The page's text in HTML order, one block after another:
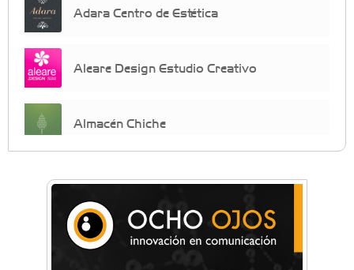
Adara Centro de Estética
Aleare Design Estudio Creativo
Almacén Chiche
crecimiento personal
Arq. Horacio Alejandro Sánchez